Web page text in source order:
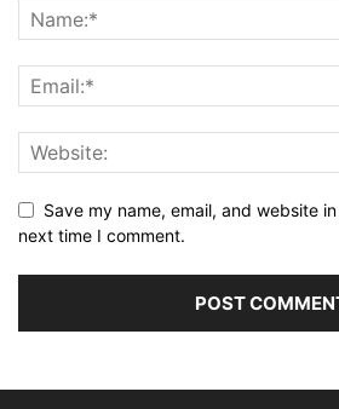
Save my name, email, and website
next time I comment.